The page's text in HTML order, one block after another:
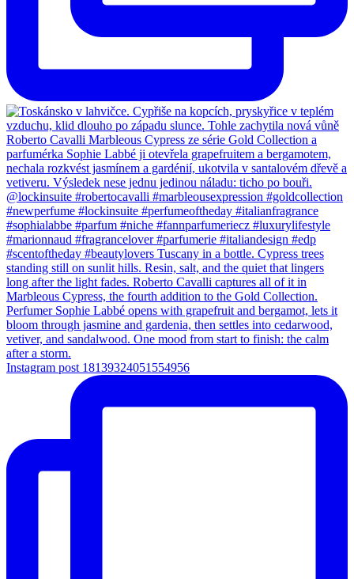
Instagram post 18139324051554956